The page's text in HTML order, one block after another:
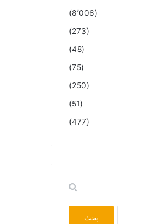
(8٬006)
(273)
(48)
(75)
(250)
(51)
(477)